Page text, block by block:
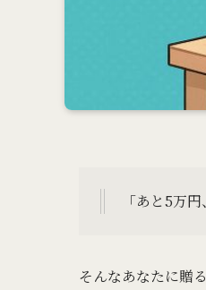
「あと5万
そんなあなたに贈